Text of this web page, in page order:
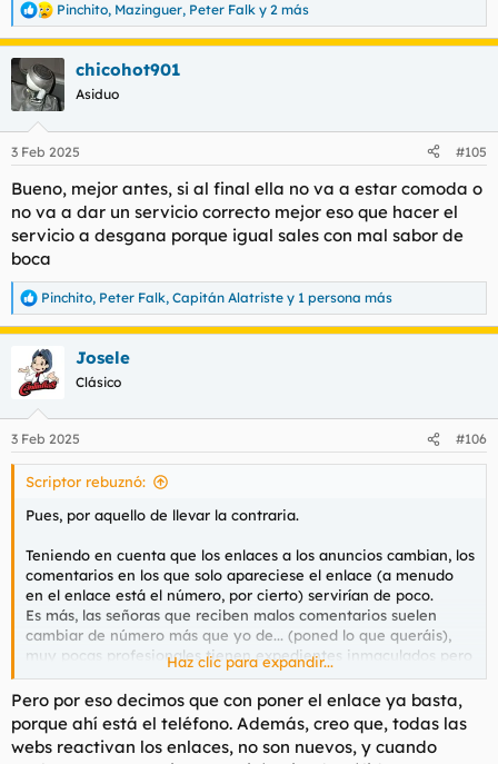
R
e
a
c
c
i
e
:
Pinchito, Mazinguer, Peter Falk y 2 más
chicohot901
Asiduo
3 Feb 2025 #105
Bueno, mejor antes, si al final ella no va a estar comoda o
no va a dar un servicio correcto mejor eso que hacer el
servicio a desgana porque igual sales con mal sabor de
boca
R
e
a
c
i
e
s
Pinchito, Peter Falk, Capitán Alatriste y 1 persona más
Josele
Clásico
3 Feb 2025 #106
Scriptor rebuznó:
Pues, por aquello de llevar la contraria.
Teniendo en cuenta que los enlaces a los anuncios cambian, los
comentarios en los que solo apareciese el enlace (a menudo
en el enlace está el número, por cierto) servirían de poco.
Es más, las señoras que reciben malos comentarios suelen
cambiar de número más que yo de... (poned lo que queráis),
muy pocas profesionales tienen expedientes inmaculados pero
suele intuirse que algunos borrones o son, vamos a decir
injustos o circunstancias de un día, y no afectan al sentir
general.
A mí me pasa como a@Josele , no suelo publicar las visitas
que no me han satisfecho pero no veo que 'toda la culpa' sea
Haz clic para expandir...
Pero por eso decimos que con poner el enlace ya basta,
porque ahí está el teléfono. Además, creo que, todas las
webs reactivan los enlaces, no son nuevos, y cuando